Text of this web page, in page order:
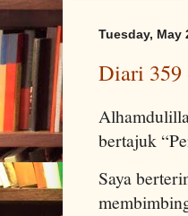
Tuesday, May
Diari 359
bertajuk
Saya